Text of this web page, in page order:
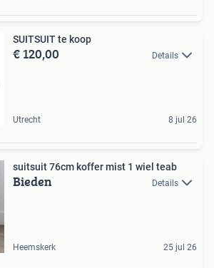
SUITSUIT te koop
€ 120,00 Details
Utrecht 8 jul 26
suitsuit 76cm koffer mist 1 wiel teab
Bieden Details
Heemskerk 25 jul 26